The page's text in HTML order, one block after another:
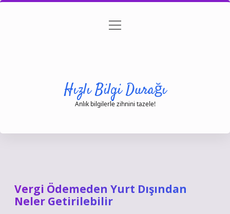
Gizlilik Politikası
menüyü
Hızlı Bilgi Durağı
Anlık bilgilerle zihnini tazele!
Vergi Ödemeden Yurt Dışından
Neler Getirilebilir